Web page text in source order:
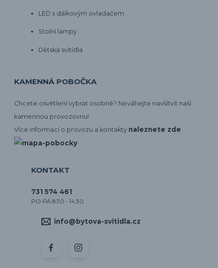
LED s dálkovým ovladačem
Stolní lampy
Dětská svítidla
KAMENNÁ POBOČKA
Chcete osvětlení vybrat osobně? Neváhejte navšítvit naší
kamennou provozovnu!
Více informací o provozu a kontakty naleznete zde
KONTAKT
731 574 461
PO-PÁ 8:30 - 14:30
info@bytova-svitidla.cz